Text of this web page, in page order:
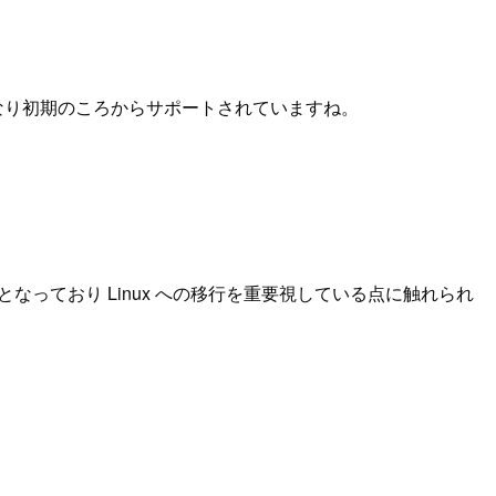
初期のころからサポートされていますね。
っており Linux への移行を重要視している点に触れられ